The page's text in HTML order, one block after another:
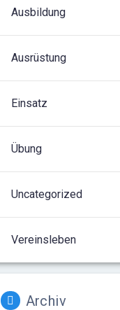
Ausbildung
Ausrüstung
Einsatz
Übung
Uncategorized
Vereinsleben
Archiv